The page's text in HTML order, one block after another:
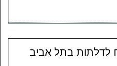
לדלתות בתל אביב